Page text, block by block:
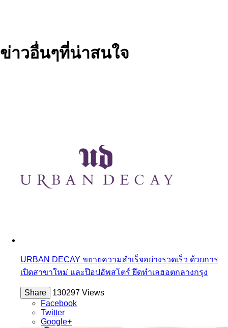
ข่าวอื่นๆที่น่าสนใจ
URBAN DECAY ขยายความสำเร็จอย่างรวดเร็ว ด้วยการ
เปิดสาขาใหม่ และป๊อปอัพสโตร์ ยึดทำเลฮอตกลางกรุง
Share
130297 Views
Facebook
Twitter
Google+